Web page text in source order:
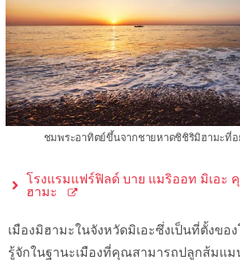
ชมพระอาทิตย์ขึ้นจากชายหาดชิชิริมิฮามะที่อ
โรงแรมแฟร์ฟิลด์ บาย แมริออท มิเอะ
ฮามะ
เมืองมิฮามะในจังหวัดมิเอะซึ่งเป็นที่ตั้งขอ
รู้จักในฐานะเมืองที่คุณสามารถปลูกส้มแม